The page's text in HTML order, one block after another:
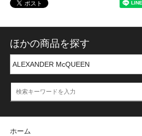
ほかの商品を探す
ホーム